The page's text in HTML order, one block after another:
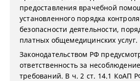
предоставления врачебной
установленного порядка
безопасности деятельности,
платных общемедицинских услуг.
Законодательством РФ
ответственность за
требований. В ч. 2 ст. 14.1 КоАП